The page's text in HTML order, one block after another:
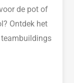
de pot of
Ontdek het